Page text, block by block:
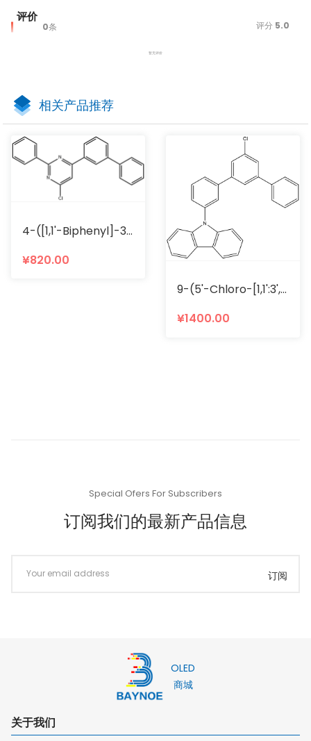
评价
评分 5.0
0条
暂无评价
相关产品推荐
4-([1,1'-Biphenyl]-3-Yl)-6-Chloro-2-Phenylpyrimidine
¥820.00
9-(5'-Chloro-[1,1':3',1''-Terphenyl]-3-Yl)-9H-Carbazole
¥1400.00
Special Ofers For Subscribers
订阅我们的最新产品信息
订阅
OLED
商城
关于我们